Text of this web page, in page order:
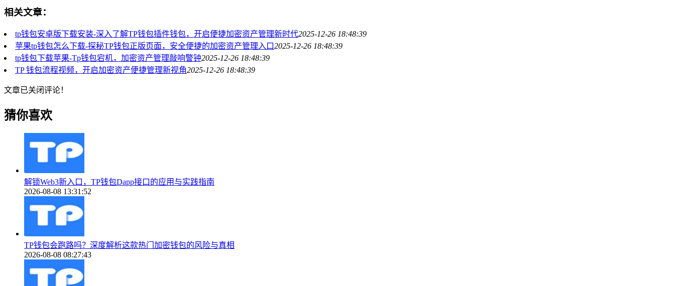
相关文章：
tp钱包安卓版下载安装-深入了解TP钱包插件钱包，开启便捷加密资产管理新时代2025-12-26 18:48:39
苹果tp钱包怎么下载-探秘TP钱包正版页面，安全便捷的加密资产管理入口2025-12-26 18:48:39
tp钱包下载苹果-Tp钱包宕机，加密资产管理敲响警钟2025-12-26 18:48:39
TP 钱包流程视频，开启加密资产便捷管理新视角2025-12-26 18:48:39
文章已关闭评论！
猜你喜欢
解锁Web3新入口，TP钱包Dapp接口的应用与实践指南
2026-08-08 13:31:52
TP钱包会跑路吗？深度解析这款热门加密钱包的风险与真相
2026-08-08 08:27:43